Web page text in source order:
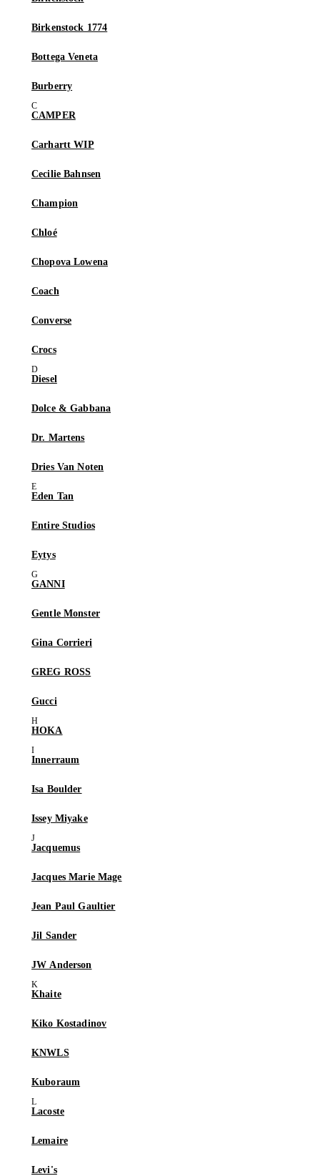
Birkenstock 1774
Bottega Veneta
Burberry
CAMPER
Carhartt WIP
Cecilie Bahnsen
Champion
Chloé
Chopova Lowena
Coach
Converse
Crocs
Diesel
Dolce & Gabbana
Dr. Martens
Dries Van Noten
Eden Tan
Entire Studios
Eytys
GANNI
Gentle Monster
Gina Corrieri
GREG ROSS
Gucci
HOKA
Innerraum
Isa Boulder
Issey Miyake
Jacquemus
Jacques Marie Mage
Jean Paul Gaultier
Jil Sander
JW Anderson
Khaite
Kiko Kostadinov
KNWLS
Kuboraum
Lacoste
Lemaire
Levi's